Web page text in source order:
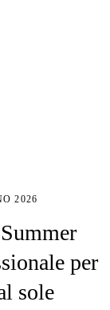
2026
per
sole